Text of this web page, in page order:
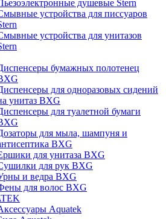
душевые Stern
устройства для писсуаров
устройства для унитазов
бумажных полотенец
для одноразовых сидений
унитаз BXG
для туалетной бумаги
для мыла, шампуня и
BXG
для унитаза BXG
для рук BXG
и ведра BXG
для волос BXG
Aquatek